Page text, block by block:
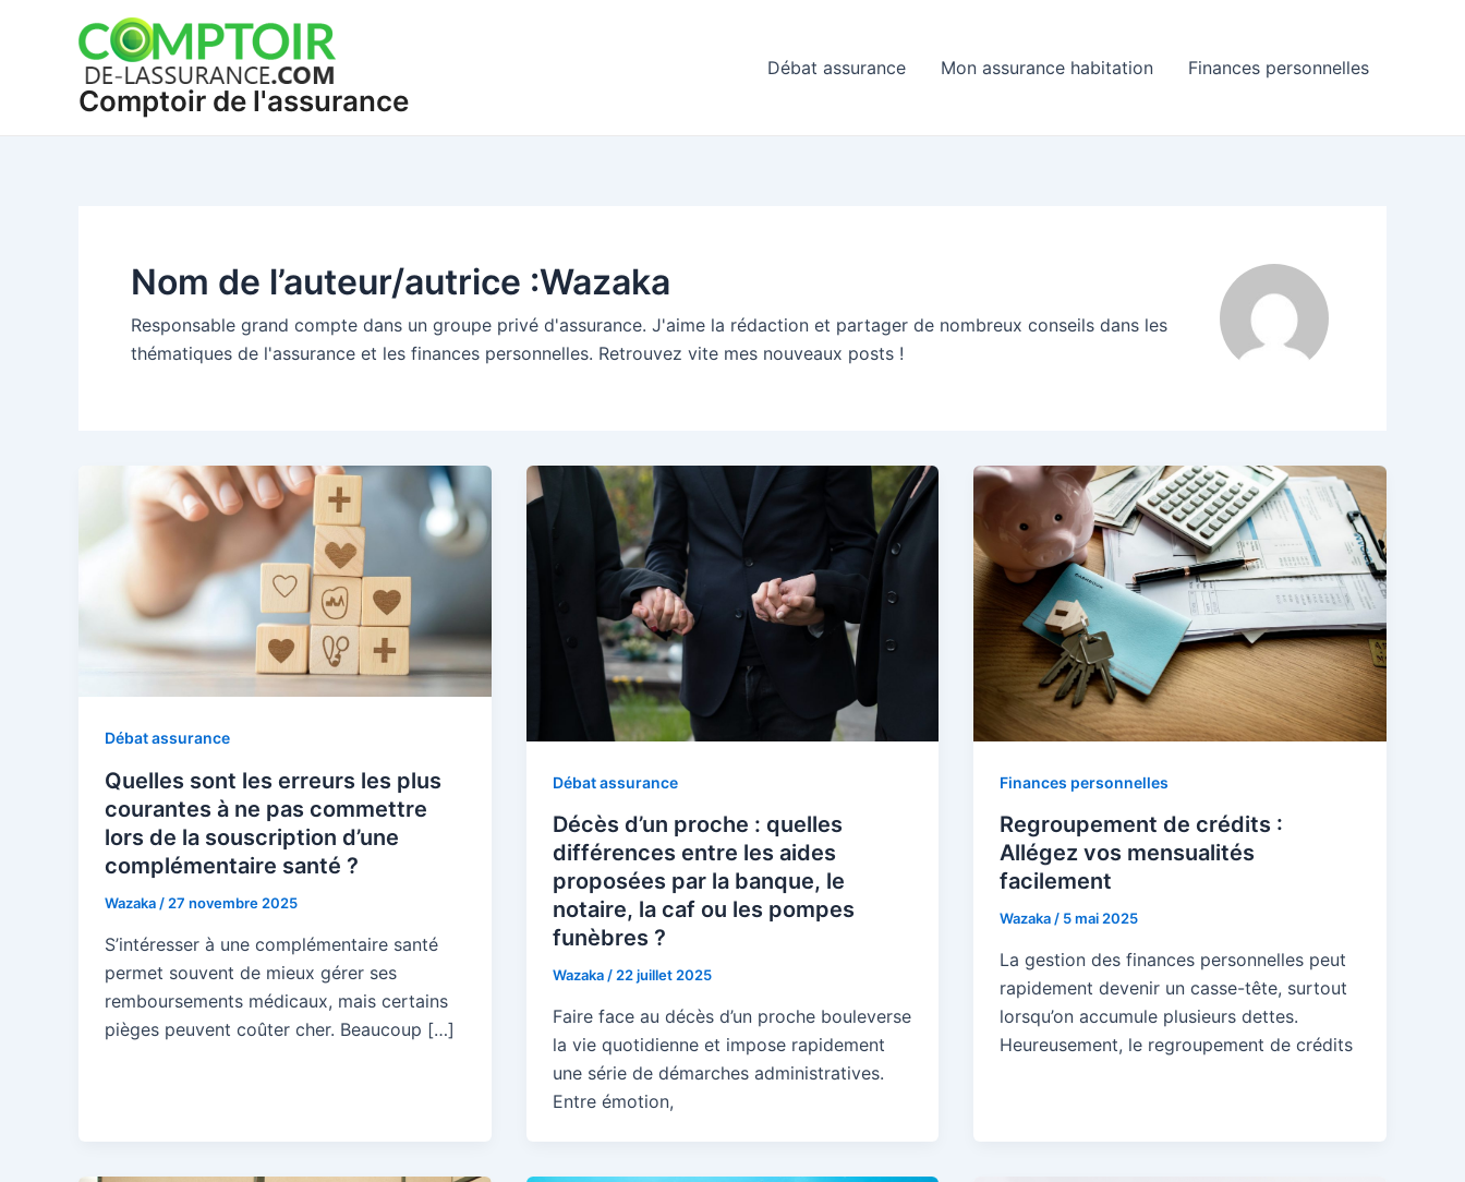
Comptoir de l'assurance
Débat assurance Mon assurance habitation Finances personnelles
Nom de l’auteur/autrice :Wazaka
Responsable grand compte dans un groupe privé d'assurance. J'aime la rédaction et partager de nombreux conseils dans les
thématiques de l'assurance et les finances personnelles. Retrouvez vite mes nouveaux posts !
Débat assurance
Quelles sont les erreurs les plus
courantes à ne pas commettre
lors de la souscription d’une
complémentaire santé ?
Wazaka / 27 novembre 2025
S’intéresser à une complémentaire santé
permet souvent de mieux gérer ses
remboursements médicaux, mais certains
pièges peuvent coûter cher. Beaucoup […]
Débat assurance
Décès d’un proche : quelles
différences entre les aides
proposées par la banque, le
notaire, la caf ou les pompes
funèbres ?
Wazaka/22 juillet 2025
Faire face au décès d’un proche bouleverse
la vie quotidienne et impose rapidement
une série de démarches administratives.
Entre émotion,
Finances personnelles
Regroupement de crédits :
Allégez vos mensualités
facilement
Wazaka/ 5 mai 2025
La gestion des finances personnelles peut
rapidement devenir un casse-tête, surtout
lorsqu’on accumule plusieurs dettes.
Heureusement, le regroupement de crédits
Pagination
d’article